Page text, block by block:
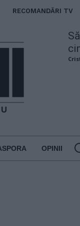
RECOMANDĂRI TV
OPINII